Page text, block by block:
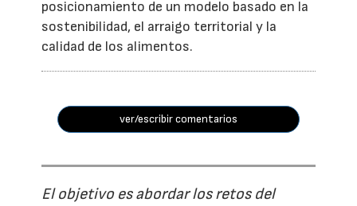
posicionamiento de un modelo basado en la
sostenibilidad, el arraigo territorial y la
calidad de los alimentos.
ver/escribir comentarios
El objetivo es abordar los retos del